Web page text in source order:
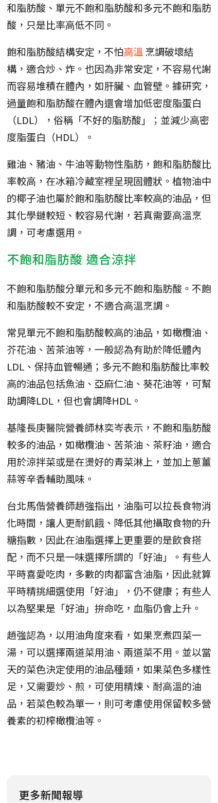
和脂肪酸、單元不飽和脂肪酸和多元不飽和脂肪
酸，只是比率高低不同。
飽和脂肪酸結構安定，不怕高溫烹調破壞結
構，適合炒、炸。也因為非常安定，不容易代謝
而容易堆積在體內，如肝臟、血管壁。據研究，
過量飽和脂肪酸在體內還會增加低密度脂蛋白
（LDL），俗稱「不好的脂肪酸」；並減少高密
度脂蛋白（HDL）。
雞油、豬油、牛油等動物性脂肪，飽和脂肪酸比
率較高，在冰箱冷藏室裡呈現固體狀。植物油中
的椰子油也屬於飽和脂肪酸比率較高的油品，但
其化學鏈較短、較容易代謝，若真需要高溫烹
調，可考慮選用。
不飽和脂肪酸 適合涼拌
不飽和脂肪酸分單元和多元不飽和脂肪酸。不飽
和脂肪酸較不安定，不適合高溫烹調。
常見單元不飽和脂肪酸較高的油品，如橄欖油、
芥花油、苦茶油等，一般認為有助於降低體內
LDL、保持血管暢通；多元不飽和脂肪酸比率較
高的油品包括魚油、亞麻仁油、葵花油等，可幫
助調降LDL，但也會調降HDL。
基隆長庚醫院營養師林奕岑表示，不飽和脂肪酸
較多的油品，如橄欖油、苦茶油、茶籽油，適合
用於涼拌菜或是在燙好的青菜淋上，並加上蔥薑
蒜等辛香輔助風味。
台北馬偕營養師趙強指出，油脂可以拉長食物消
化時間，讓人更耐飢餓、降低其他攝取食物的升
糖指數，因此在油脂選擇上更重要的是飲食搭
配，而不只是一味選擇所謂的「好油」。有些人
平時喜愛吃肉，多數的肉都富含油脂，因此就算
平時精挑細選使用「好油」，仍不健康；有些人
以為堅果是「好油」拚命吃，血脂仍會上升。
趙強認為，以用油角度來看，如果烹煮四菜一
湯，可以選擇兩道菜用油、兩道菜不用。並以當
天的菜色決定使用的油品種類，如果菜色多樣性
足，又需要炒、煎，可使用精煉、耐高溫的油
品，若菜色較為單一，則可考慮使用保留較多營
養素的初榨橄欖油等。
更多新聞報導